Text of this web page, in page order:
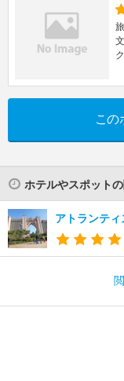
この
ホテルやスポット
アトランテ